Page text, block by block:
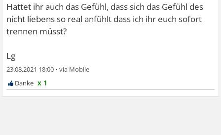
Hattet ihr auch das Gefühl, dass sich das Gefühl des
nicht liebens so real anfühlt dass ich ihr euch sofort
trennen müsst?
Lg
23.08.2021 18:00 •
x 1